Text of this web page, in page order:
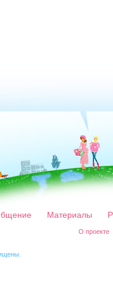
Материалы
О проекте